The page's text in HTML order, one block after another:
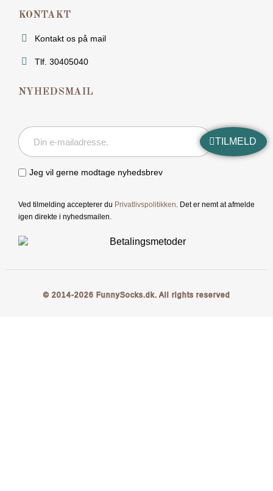
KONTAKT
Kontakt os på mail
Tlf. 30405040
NYHEDSMAIL
TILMELD
Jeg vil gerne modtage nyhedsbrev
Ved tilmelding accepterer du Privatlivspolitikken. Det er nemt at afmelde
igen direkte i nyhedsmailen.
© 2014-2026 FunnySocks.dk. All rights reserved